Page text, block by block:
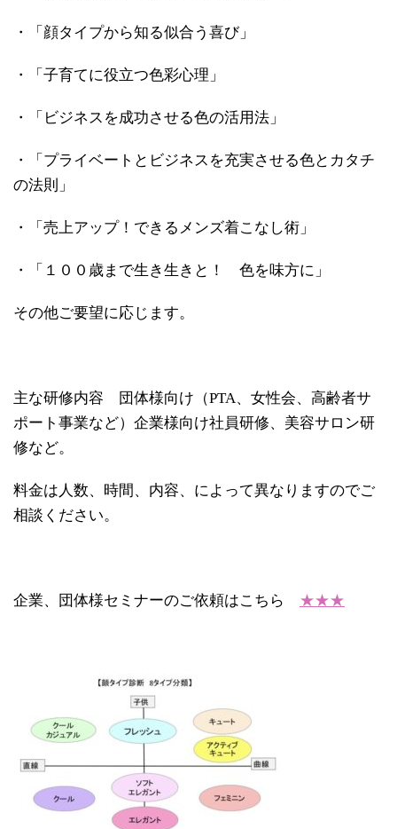
・「顔タイプから知る似合う喜び」
・「子育てに役立つ色彩心理」
・「ビジネスを成功させる色の活用法」
・「プライベートとビジネスを充実させる色とカタチ
の法則」
・「売上アップ！できるメンズ着こなし術」
・「１００歳まで生き生きと！ 色を味方に」
その他ご要望に応じます。
主な研修内容 団体様向け（PTA、女性会、高齢者サ
ポート事業など）企業様向け社員研修、美容サロン研
修など。
料金は人数、時間、内容、によって異なりますのでご
相談ください。
企業、団体様セミナーのご依頼はこちら ★★★